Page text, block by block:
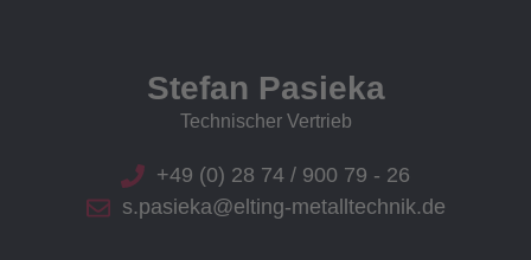
Stefan Pasieka
Technischer Vertrieb
+49 (0) 28 74 / 900 79 - 26
s.pasieka@elting-metalltechnik.de